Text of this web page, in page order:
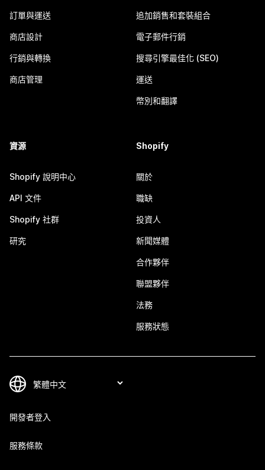
訂單與運送
商店設計
行銷與轉換
商店管理
追加銷售和套裝組合
電子郵件行銷
搜尋引擎最佳化 (SEO)
運送
幣別和翻譯
資源
Shopify 說明中心
API 文件
Shopify 社群
研究
Shopify
關於
職缺
投資人
新聞媒體
合作夥伴
聯盟夥伴
法務
服務狀態
開發者登入
服務條款